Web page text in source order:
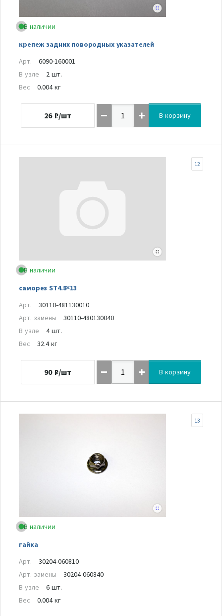
В наличии
крепеж задних повородных указателей
Арт.
6090-160001
В узле
2 шт.
Вес
0.004 кг
26 ₽/шт В корзину
В наличии
саморез ST4.8×13
12
Арт.
30110-481130010
Арт. замены
30110-480130040
В узле
4 шт.
Вес
32.4 кг
90 ₽/шт В корзину
В наличии
гайка
13
Арт.
30204-060810
Арт. замены
30204-060840
В узле
6 шт.
Вес
0.004 кг